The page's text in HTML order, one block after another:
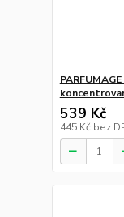
539 Kč
445 Kč bez